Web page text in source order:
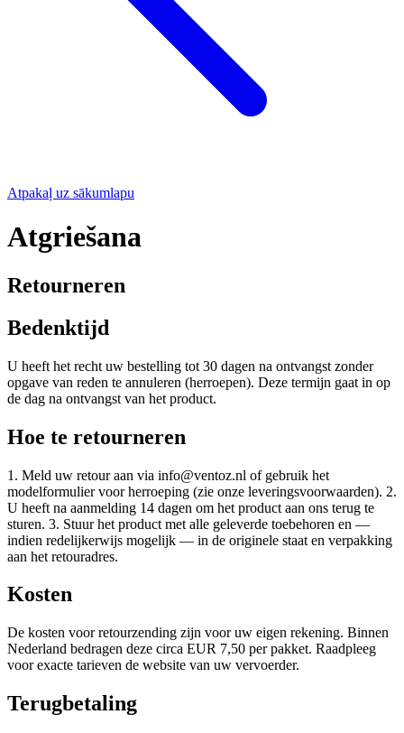
Atpakaļ uz sākumlapu
Atgriešana
Retourneren
Bedenktijd
U heeft het recht uw bestelling tot 30 dagen na ontvangst zonder
opgave van reden te annuleren (herroepen). Deze termijn gaat in op
de dag na ontvangst van het product.
Hoe te retourneren
1. Meld uw retour aan via info@ventoz.nl of gebruik het
modelformulier voor herroeping (zie onze leveringsvoorwaarden). 2.
U heeft na aanmelding 14 dagen om het product aan ons terug te
sturen. 3. Stuur het product met alle geleverde toebehoren en —
indien redelijkerwijs mogelijk — in de originele staat en verpakking
aan het retouradres.
Kosten
De kosten voor retourzending zijn voor uw eigen rekening. Binnen
Nederland bedragen deze circa EUR 7,50 per pakket. Raadpleeg
voor exacte tarieven de website van uw vervoerder.
Terugbetaling